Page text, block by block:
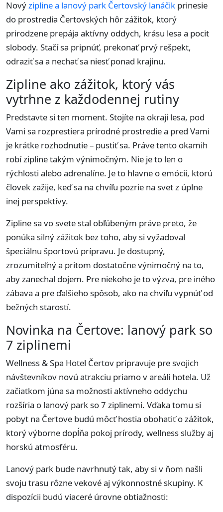
Novýzipline a lanový park Čertovský lanáčik prinesie
do prostredia Čertovských hôr zážitok, ktorý
prirodzene prepája aktívny oddych, krásu lesa a pocit
slobody. Stačí sa pripnúť, prekonať prvý rešpekt,
odraziť sa a nechať sa niesť ponad krajinu.
Zipline ako zážitok, ktorý vás
vytrhne z každodennej rutiny
Predstavte si ten moment. Stojíte na okraji lesa, pod
Vami sa rozprestiera prírodné prostredie a pred Vami
je krátke rozhodnutie – pustiť sa. Práve tento okamih
robí zipline takým výnimočným. Nie je to len o
rýchlosti alebo adrenalíne. Je to hlavne o emócii, ktorú
človek zažije, keď sa na chvíľu pozrie na svet z úplne
inej perspektívy.
Zipline sa vo svete stal obľúbeným práve preto, že
ponúka silný zážitok bez toho, aby si vyžadoval
špeciálnu športovú prípravu. Je dostupný,
zrozumiteľný a pritom dostatočne výnimočný na to,
aby zanechal dojem. Pre niekoho je to výzva, pre iného
zábava a pre ďalšieho spôsob, ako na chvíľu vypnúť od
bežných starostí.
Novinka na Čertove: lanový park so
7 ziplinemi
Wellness & Spa Hotel Čertov pripravuje pre svojich
návštevníkov novú atrakciu priamo v areáli hotela. Už
začiatkom júna sa možnosti aktívneho oddychu
rozšíria o lanový park so 7 ziplinemi. Vďaka tomu si
pobyt na Čertove budú môcť hostia obohatiť o zážitok,
ktorý výborne dopĺňa pokoj prírody, wellness služby aj
horskú atmosféru.
Lanový park bude navrhnutý tak, aby si v ňom našli
svoju trasu rôzne vekové aj výkonnostné skupiny. K
dispozícii budú viaceré úrovne obtiažnosti: